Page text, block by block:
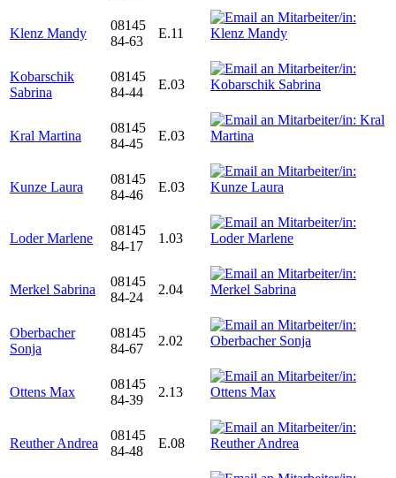
Klenz Mandy
08145
84-63
E.11
Kobarschik
Sabrina
08145
84-44
E.03
Kral Martina
08145
84-45
E.03
Kunze Laura
08145
84-46
E.03
Loder Marlene
08145
84-17
1.03
Merkel Sabrina
08145
84-24
2.04
Oberbacher
Sonja
08145
84-67
2.02
Ottens Max
08145
84-39
2.13
Reuther Andrea
08145
84-48
E.08